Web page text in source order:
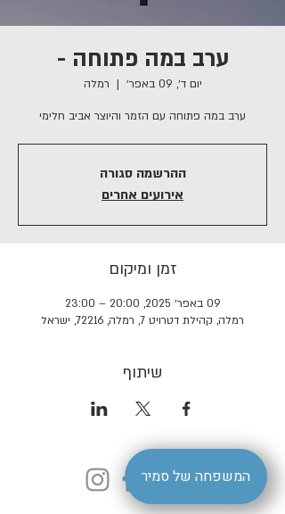
ערב במה פתוחה -
יום ד׳, 09 באפר׳
  |
רמלה
ערב במה פתוחה עם הזמר והיוצר אביב חלימי
ההרשמה סגורה
אירועים אחרים
זמן ומיקום
09 באפר׳ 2025, 20:00 – 23:00
רמלה, קהילת דטרויט 7, רמלה, 72216, ישראל
שיתוף
הצהרת נגישות
המשפחה של סמיר